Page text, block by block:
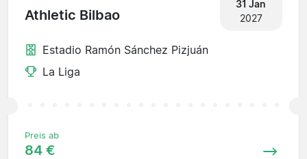
Athletic Bilbao
31 Jan
2027
Estadio Ramón Sánchez Pizjuán
La Liga
Preis ab
84 €